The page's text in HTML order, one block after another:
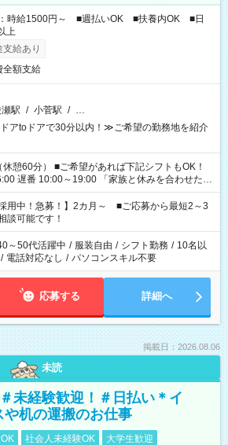
時給1500円～ ■週払いOK ■扶養内OK ■日
上
給あり
全額支給
駅 / 小菅駅 / …
アtoドアで30分以内！≫ご希望の勤務地を紹介
あれば下記シフトもOK！
～19:00 「家族と休みを合わせた
って夕飯の準備がしたい」 「できれば残業はし
ご希望を教えてくださいね。 ※Wワーク希望
お仕事で希望する勤務時間と、もう1つのお仕事
計で週40時間を超える場合は応募できません。
採用中！急募！】2カ月～ ■ご応募から最短2～3
談可能です！
～50代活躍中 / 服装自由 / シフト勤務 / 10名以
/ 電話対応なし / パソコンスキル不要
応募する 詳細へ
掲載日：2026.08.06
未読
未経験歓迎！＃日払い＊イ
机の運搬のお仕事
社会人未経験OK
大学生歓迎